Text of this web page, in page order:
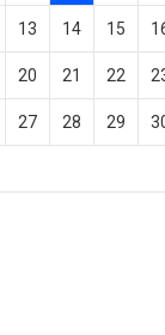
13 14 15
20 21 22
27 28 29